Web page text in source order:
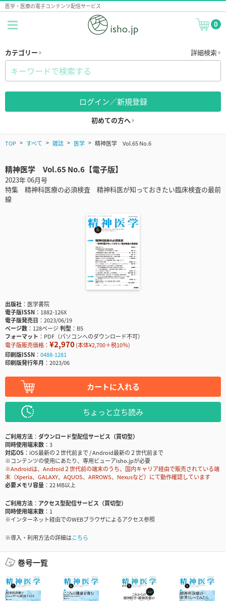
医学・医療の電子コンテンツ配信サービス
0
カテゴリー 詳細検索
ログイン／新規登録
初めての方へ
TOP すべて 雑誌 医学 精神医学 Vol.65 No.6
精神医学 Vol.65 No.6【電子版】
2023年 06月号
特集 精神科医療の必須検査 精神科医が知っておきたい臨床検査の最前
線
出版社
医学書院
電子版ISSN
1882-126X
電子版発売日
2023/06/19
ページ数
128ページ判型
B5
フォーマット
PDF（パソコンへのダウンロード不可）
電子版販売価格： ¥2,970(本体¥2,700＋税10％)
印刷版ISSN
0488-1281
印刷版発行年月
2023/06
カートに入れる
ちょっと立ち読み
ご利用方法
ダウンロード型配信サービス（買切型）
同時使用端末数
3
対応OS
iOS最新の２世代前まで / Android最新の２世代前まで
※コンテンツの使用にあたり、専用ビューアisho.jpが必要
※Androidは、Android２世代前の端末のうち、国内キャリア経由で販売されている端
末（Xperia、GALAXY、AQUOS、ARROWS、Nexusなど）にて動作確認しています
必要メモリ容量
22 MB以上
ご利用方法
アクセス型配信サービス（買切型）
同時使用端末数
1
※インターネット経由でのWEBブラウザによるアクセス参照
※導入・利用方法の詳細はこちら
巻号一覧